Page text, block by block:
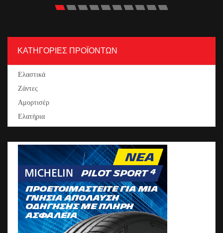
ΚΑΤΗΓΟΡΙΕΣ ΠΡΟΪΟΝΤΩΝ
Ελαστικά
Ζάντες
Αμορτισέρ
Ελατήρια